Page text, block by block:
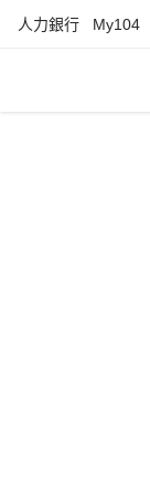
人力銀行 My104